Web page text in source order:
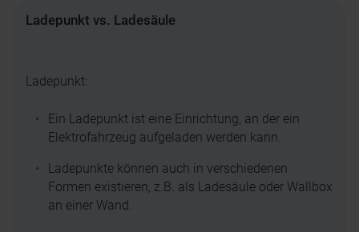
Ladepunkt vs. Ladesäule
Ladepunkt:
Ein Ladepunkt ist eine Einrichtung, an der ein
Elektrofahrzeug aufgeladen werden kann.
Ladepunkte können auch in verschiedenen
Formen existieren, z.B. als Ladesäule oder Wallbox
an einer Wand.